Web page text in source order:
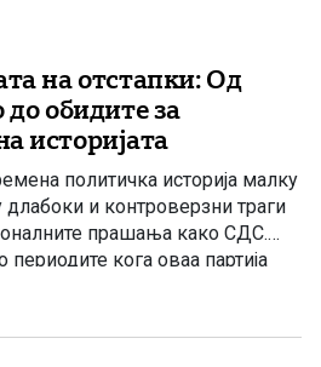
на отстапки: Од
обидите за
историјата
политичка историја малку
длабоки и контроверзни траги
прашања како СДС.
кога оваа партија
се соочуваше со
знаме, преку промената на